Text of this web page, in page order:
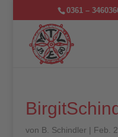
0361 –
von B. Schindler | Feb.